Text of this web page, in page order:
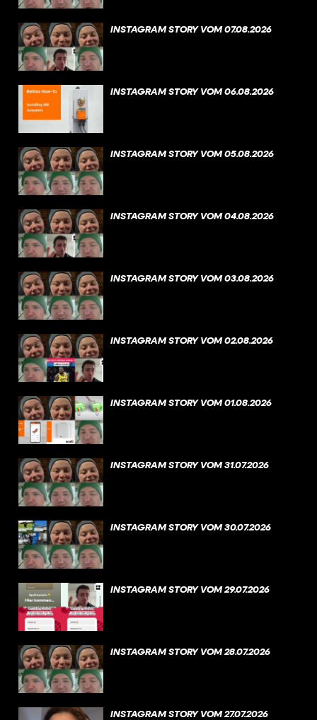
INSTAGRAM STORY VOM 07.08.2026
INSTAGRAM STORY VOM 06.08.2026
INSTAGRAM STORY VOM 05.08.2026
INSTAGRAM STORY VOM 04.08.2026
INSTAGRAM STORY VOM 03.08.2026
INSTAGRAM STORY VOM 02.08.2026
INSTAGRAM STORY VOM 01.08.2026
INSTAGRAM STORY VOM 31.07.2026
INSTAGRAM STORY VOM 30.07.2026
INSTAGRAM STORY VOM 29.07.2026
INSTAGRAM STORY VOM 28.07.2026
INSTAGRAM STORY VOM 27.07.2026